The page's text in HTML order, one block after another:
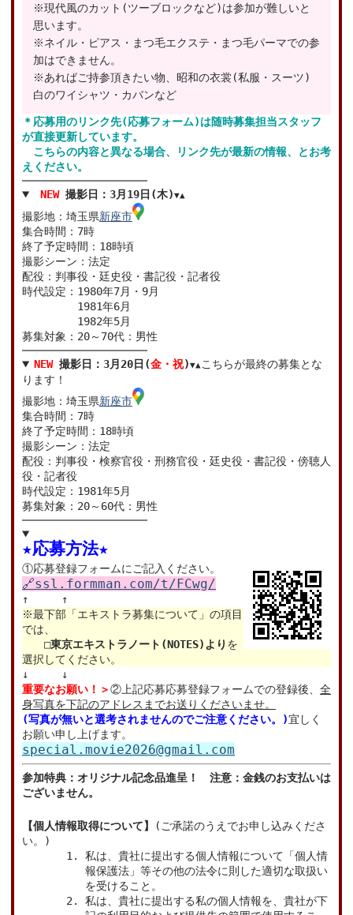
※現代風のカット(ツーブロックなど)は参加が難しいと
思います。
※ネイル・ピアス・まつ毛エクステ・まつ毛パーマでの参
加はできません。
※あればご持参頂きたい物、昭和の衣裳(私服・スーツ)
白のワイシャツ・カバンなど
＊応募用のリンク先(応募フォーム)は随時募集担当スタッフ
が直接更新しています。
こちらの内容と異なる場合、リンク先が最新の情報、とお考
えください。
NEW撮影日：3月19日(木)▼▲
撮影地：埼玉県新座市
集合時間：7時
終了予定時間：18時頃
撮影シーン：法定
配役：判事役・廷史役・書記役・記者役
時代設定：1980年7月・9月
1981年6月
1982年5月
募集対象：20～70代：男性
NEW 撮影日：3月20日(金・祝)▼▲こちらが最終の募集とな
ります！
撮影地：埼玉県新座市
集合時間：7時
終了予定時間：18時頃
撮影シーン：法定
配役：判事役・検察官役・刑務官役・廷史役・書記役・傍聴人
役・記者役
時代設定：1981年5月
募集対象：20～60代：男性
★応募方法★
①応募登録フォームにご記入ください。
🔗ssl.formman.com/t/FCwg/
↑ ↑
※最下部「エキストラ募集について」の項目
では、
□東京エキストラノート(NOTES)より を
選択してください。
↓ ↓
重要なお願い！＞②上記応募応募登録フォームでの登録後、 全
身写真を下記のアドレスまでお送りくださいませ。
(写真が無いと選考されませんのでご注意ください。)宜しく
お願い申し上げます。
special.movie2026@gmail.com
参加特典：オリジナル記念品進呈！ 注意：金銭のお支払いは
ございません。
【個人情報取得について】
(ご承諾のうえでお申し込みくださ
い。)
私は、貴社に提出する個人情報について「個人情
報保護法」等その他の法令に則した適切な取扱い
を受けること。
私は、貴社に提出する私の個人情報を、貴社が下